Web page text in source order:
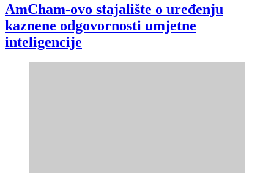
AmCham-ovo stajalište o uređenju
kaznene odgovornosti umjetne
inteligencije